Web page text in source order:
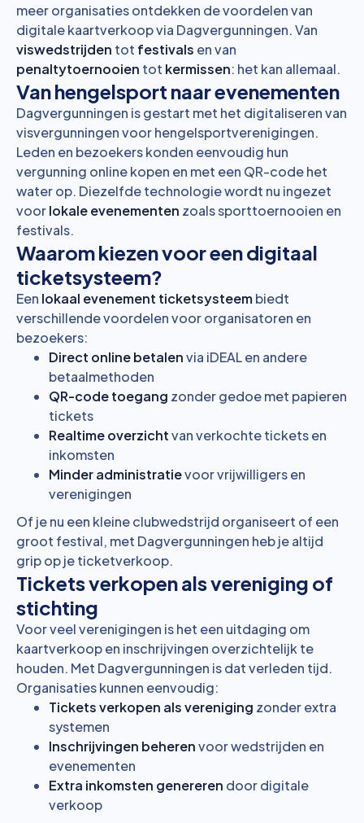
meer organisaties ontdekken de voordelen van
digitale kaartverkoop via Dagvergunningen. Van
viswedstrijden tot festivals en van
penaltytoernooien tot kermissen: het kan allemaal.
Van hengelsport naar evenementen
Dagvergunningen is gestart met het digitaliseren van
visvergunningen voor hengelsportverenigingen.
Leden en bezoekers konden eenvoudig hun
vergunning online kopen en met een QR-code het
water op. Diezelfde technologie wordt nu ingezet
voorlokale evenementen zoals sporttoernooien en
festivals.
Waarom kiezen voor een digitaal
ticketsysteem?
Een lokaal evenement ticketsysteembiedt
verschillende voordelen voor organisatoren en
bezoekers:
Direct online betalenvia iDEAL en andere
betaalmethoden
QR-code toegang zonder gedoe met papieren
tickets
Realtime overzichtvan verkochte tickets en
inkomsten
Minder administratievoor vrijwilligers en
verenigingen
Of je nu een kleine clubwedstrijd organiseert of een
groot festival, met Dagvergunningen heb je altijd
grip op je ticketverkoop.
Tickets verkopen als vereniging of
stichting
Voor veel verenigingen is het een uitdaging om
kaartverkoop en inschrijvingen overzichtelijk te
houden. Met Dagvergunningen is dat verleden tijd.
Organisaties kunnen eenvoudig:
Tickets verkopen als vereniging zonder extra
systemen
Inschrijvingen beherenvoor wedstrijden en
evenementen
Extra inkomsten genereren door digitale
verkoop